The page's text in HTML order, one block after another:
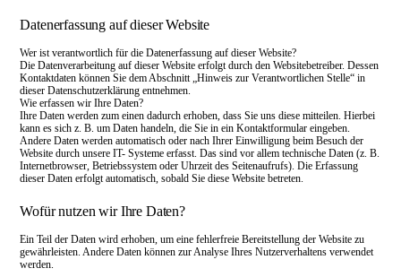
COMPANY
KONTAKT
Newsletter
Datenschutz
Impressum
Datenerfassung auf dieser Website
Wer ist verantwortlich für die Datenerfassung auf dieser Website?
Die Datenverarbeitung auf dieser Website erfolgt durch den Websitebetreiber. Dessen
Kontaktdaten können Sie dem Abschnitt „Hinweis zur Verantwortlichen Stelle“ in
dieser Datenschutzerklärung entnehmen.
Wie erfassen wir Ihre Daten?
Ihre Daten werden zum einen dadurch erhoben, dass Sie uns diese mitteilen. Hierbei
kann es sich z. B. um Daten handeln, die Sie in ein Kontaktformular eingeben.
Andere Daten werden automatisch oder nach Ihrer Einwilligung beim Besuch der
Website durch unsere IT- Systeme erfasst. Das sind vor allem technische Daten (z. B.
Internetbrowser, Betriebssystem oder Uhrzeit des Seitenaufrufs). Die Erfassung
dieser Daten erfolgt automatisch, sobald Sie diese Website betreten.
Wofür nutzen wir Ihre Daten?
Ein Teil der Daten wird erhoben, um eine fehlerfreie Bereitstellung der Website zu
gewährleisten. Andere Daten können zur Analyse Ihres Nutzerverhaltens verwendet
werden.